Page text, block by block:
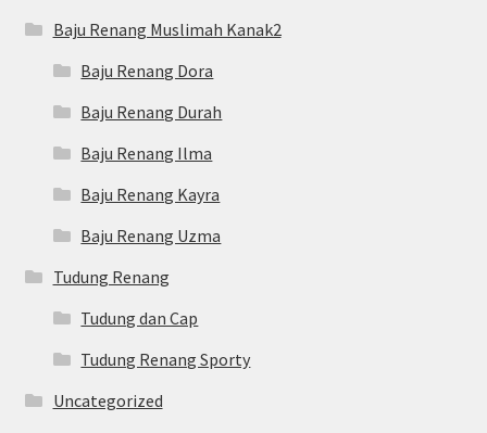
Baju Renang Muslimah Kanak2
Baju Renang Dora
Baju Renang Durah
Baju Renang Ilma
Baju Renang Kayra
Baju Renang Uzma
Tudung Renang
Tudung dan Cap
Tudung Renang Sporty
Uncategorized